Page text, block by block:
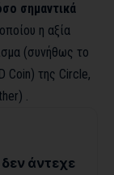
σημαντικά
η αξία
(συνήθως το
Coin) της Circle,
.
δεν άντεχε